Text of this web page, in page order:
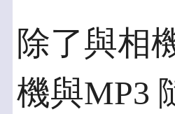
除了與相
機與MP3